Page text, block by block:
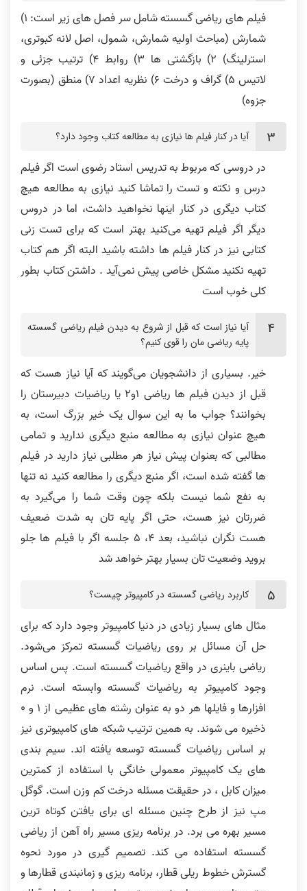
فیلم ها جامع بودند
دروس واقعا فوق العاده بودند درس‌ها کامل و روان است
فیلم ها خیلی دقیق و جامع و کامل
بودند
ویدیوها بسیار قابل فهم بودند
مطالبی که پوشش داده شده بود واقعا
کامل بود
تدریس بسیار شیوا و روان و بدون
ابهام
با پایه ضعیف هم فیلم ها را متوجه
می شوید
فیلم ها خیلی به من کمک کرد
همه دروس را از کافه تدریس گرفتم ویدیوهاشون خیلی به من کمک کرد
فیلم های ریاضی گسسته شامل سر فصل های زیر است: 1)
شمارش (مباحث اولیه شمارش، شمول، اصل لانه کبوتری،
استرلینگ) 2) بازگشتی ها 3) روابط 4) ترتیب جزئی و
لاتیس 5) گراف و درخت 6) نظریه اعداد 7) منطق (بصورت
جزوه)
آیا در کنار فیلم ها نیازی به مطالعه کتاب وجود دارد؟
در دروسی که مربوط به تدریس استاد رضوی است اگر فیلم
درس و نکته و تست را تماشا کنید نیازی به مطالعه هیچ
کتاب دیگری در کنار اینها نخواهید داشت، اما در دروس
دیگر اگر فیلم تهیه می‌کنید بهتر است که برای تست زنی
کتابی نیز در کنار فیلم ها داشته باشید البته اگر هم کتاب
تهیه نکنید مشکل خاصی پیش نمی‌آید . داشتن کتاب بطور
کلی خوب است
آیا نیاز است که قبل از شروع به دیدن فیلم ریاضی گسسته
پایه ریاضی مان را قوی کنیم؟
خیر. بسیاری از دانشجویان می‌گویند که آیا نیاز هست که
قبل از دیدن فیلم ها ریاضی 1و2 یا ریاضیات دبیرستان را
بخوانند؟ جواب ما به این سوال یک خیر بزرگ است، به
هیچ عنوان نیازی به مطالعه منبع دیگری ندارید و تمامی
مطالبی که بعنوان پیش نیاز هر مطلبی نیاز دارید در فیلم
ها گفته شده است، اگر منبع دیگری را مطالعه کنید نه تنها
به نفع شما نیست بلکه چون وقت شما را می‌گیرد به
ضررتان نیز هست، حتی اگر پایه تان به شدت ضعیف
هست نگران نباشید، بعد 4، 5 جلسه اگر با فیلم ها جلو
بروید وضعیت تان بسیار بهتر خواهد شد
کاربرد ریاضی گسسته در کامپیوتر چیست؟
مثال های بسیار زیادی در دنیا کامپیوتر وجود دارد که برای
حل آن مسائل بر روی ریاضیات گسسته تمرکز می‌شود.
ریاضی باینری در واقع ریاضیات گسسته است. پس اساس
وجود کامپیوتر به ریاضیات گسسته وابسته است. نرم
افزارها و فایلها هر دو به عنوان رشته های عظیمی از ۱ و ۰
ذخیره می شوند. به همین ترتیب شبکه های کامپیوتری نیز
بر اساس ریاضیات گسسته توسعه یافته اند. سیم بندی
های یک کامپیوتر معمولی خانگی با استفاده از کمترین
میزان کابل ، در حقیقت مسئله درخت کم وزن است. گوگل
مپ نیز از طرح چنین مسئله ای برای یافتن کوتاه ترین
مسیر بهره می برد. در برنامه ریزی مسیر راه آهن از ریاضی
گسسته استفاده می کند. تصمیم گیری در مورد نحوه
گسترش خطوط ریلی قطار، برنامه ریزی و زمانبندی قطارها و